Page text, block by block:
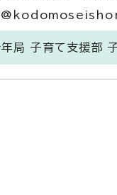
局 子育て支援部